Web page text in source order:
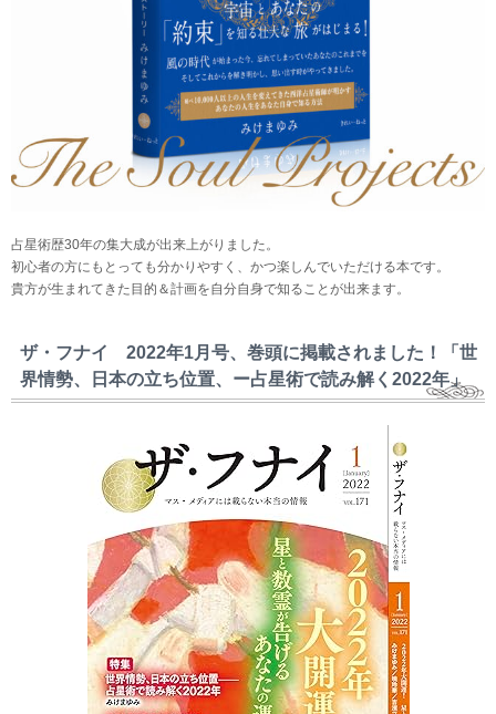
占星術歴30年の集大成が出来上がりました。
初心者の方にもとっても分かりやすく、かつ楽しんでいただける本です。
貴方が生まれてきた目的＆計画を自分自身で知ることが出来ます。
ザ・フナイ 2022年1月号、巻頭に掲載されました！「世
界情勢、日本の立ち位置、ー占星術で読み解く2022年」